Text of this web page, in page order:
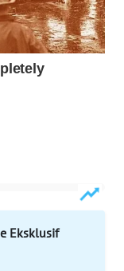
Eksklusif